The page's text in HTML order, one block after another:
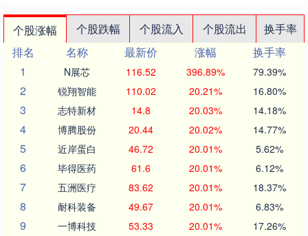
个股涨幅 个股跌幅 个股流入 个股流出
换手率
排名
名称 最新价 涨幅
换手率
1
N展芯 116.52 396.89% 79.39%
2 锐翔智能 110.02 20.21% 16.80%
3 志特新材 14.8 20.03% 14.18%
4 博腾股份 20.44 20.02% 14.77%
5 近岸蛋白 46.72 20.01% 5.62%
6 毕得医药 61.6 20.01% 6.12%
7 五洲医疗 83.62 20.01% 18.37%
8 耐科装备 49.67 20.01% 6.83%
9 一博科技 53.33 20.01% 17.26%